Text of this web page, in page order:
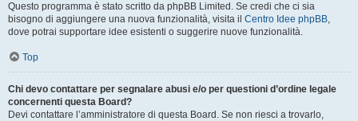
Questo programma è stato scritto da phpBB Limited. Se credi che ci sia
bisogno di aggiungere una nuova funzionalità, visita il Centro Idee phpBB,
dove potrai supportare idee esistenti o suggerire nuove funzionalità.
Top
Chi devo contattare per segnalare abusi e/o per questioni d’ordine legale
concernenti questa Board?
Devi contattare l’amministratore di questa Board. Se non riesci a trovarlo,